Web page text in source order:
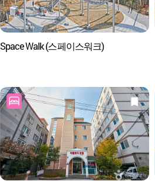
Space Walk (스페이스워크)